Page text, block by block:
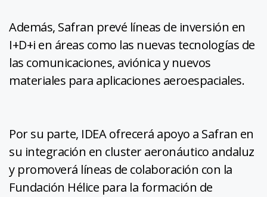
Además, Safran prevé líneas de inversión en
I+D+i en áreas como las nuevas tecnologías de
las comunicaciones, aviónica y nuevos
materiales para aplicaciones aeroespaciales.
Por su parte, IDEA ofrecerá apoyo a Safran en
su integración en cluster aeronáutico andaluz
y promoverá líneas de colaboración con la
Fundación Hélice para la formación de